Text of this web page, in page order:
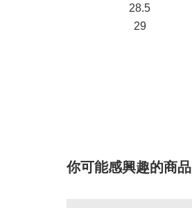
28.5
29
你可能感興趣的商品